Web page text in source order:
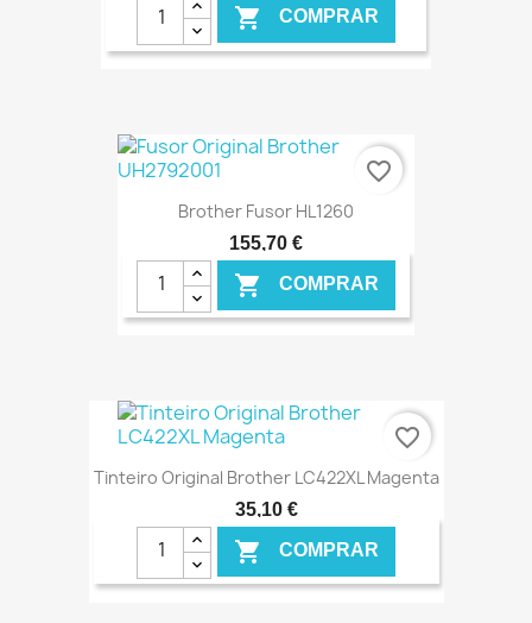
 COMPRAR
Brother Fusor HL1260
155,70 €
 COMPRAR
favorite_border
Tinteiro Original Brother LC422XL Magenta
35,10 €
 COMPRAR
favorite_border